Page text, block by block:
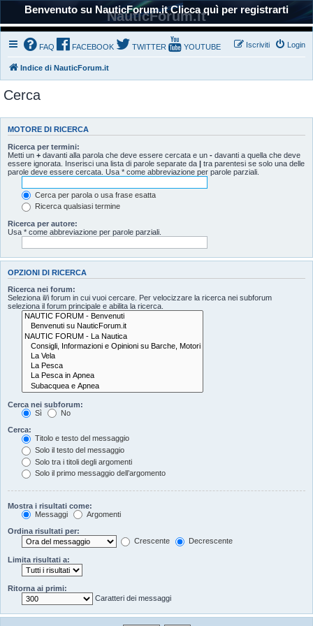
Benvenuto su NauticForum.it Clicca quì per registrarti
NauticForum.it
FAQ FACEBOOK TWITTER YOUTUBE Login
Iscriviti
Indice di NauticForum.it
Cerca
MOTORE DI RICERCA
Ricerca per termini:
Metti un + davanti alla parola che deve essere cercata e un - davanti a quella che deve
essere ignorata. Inserisci una lista di parole separate da | tra parentesi se solo una delle
parole deve essere cercata. Usa * come abbreviazione per parole parziali.
Cerca per parola o usa frase esatta
Ricerca qualsiasi termine
Ricerca per autore:
Usa * come abbreviazione per parole parziali.
OPZIONI DI RICERCA
Ricerca nei forum:
Seleziona il/i forum in cui vuoi cercare. Per velocizzare la ricerca nei subforum
seleziona il forum principale e abilita la ricerca.
Cerca nei subforum:
Sì
No
Cerca:
Titolo e testo del messaggio
Solo il testo del messaggio
Solo tra i titoli degli argomenti
Solo il primo messaggio dell’argomento
Mostra i risultati come:
Messaggi
Argomenti
Ordina risultati per:
Crescente
Decrescente
Limita risultati a:
Ritorna ai primi:
Caratteri dei messaggi